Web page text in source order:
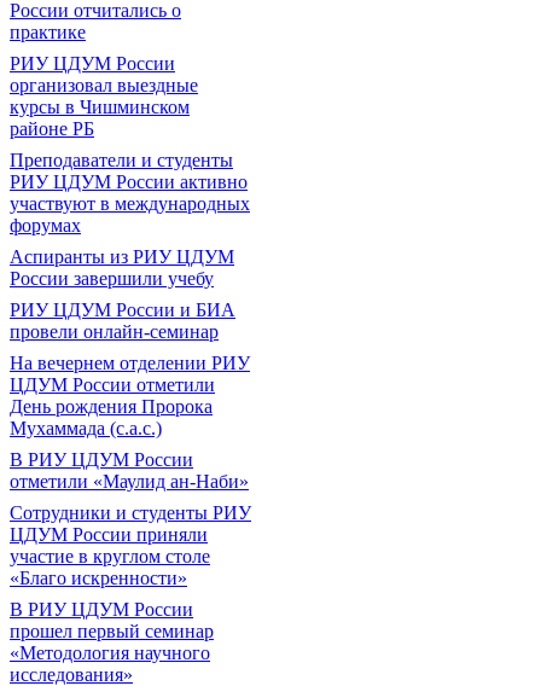
России отчитались о
практике
РИУ ЦДУМ России
организовал выездные
курсы в Чишминском
районе РБ
Преподаватели и студенты
РИУ ЦДУМ России активно
участвуют в международных
форумах
Аспиранты из РИУ ЦДУМ
России завершили учебу
РИУ ЦДУМ России и БИА
провели онлайн-семинар
На вечернем отделении РИУ
ЦДУМ России отметили
День рождения Пророка
Мухаммада (с.а.с.)
В РИУ ЦДУМ России
отметили «Маулид ан-Наби»
Сотрудники и студенты РИУ
ЦДУМ России приняли
участие в круглом столе
«Благо искренности»
В РИУ ЦДУМ России
прошел первый семинар
«Методология научного
исследования»